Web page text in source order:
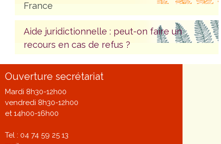
France
Aide juridictionnelle : peut-on faire un
recours en cas de refus ?
Ouverture secrétariat
Mardi 8h30-12h00
vendredi 8h30-12h00
et 14h00-16h00
Tel : 04 74 59 25 13